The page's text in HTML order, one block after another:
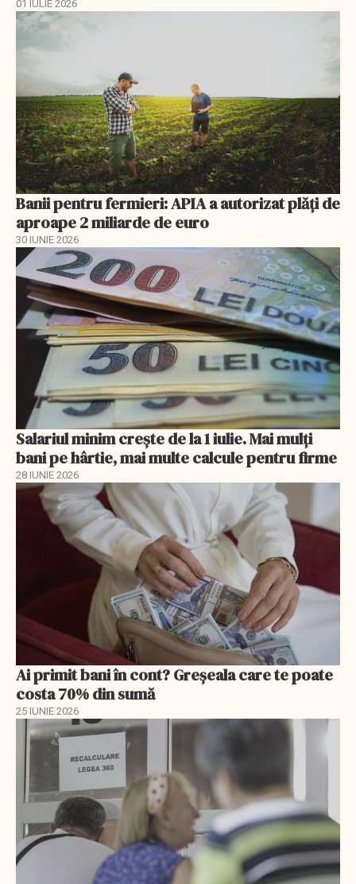
01 IULIE 2026
Banii pentru fermieri: APIA a autorizat plăți de
aproape 2 miliarde de euro
30 IUNIE 2026
Salariul minim crește de la 1 iulie. Mai mulți
bani pe hârtie, mai multe calcule pentru firme
28 IUNIE 2026
Ai primit bani în cont? Greșeala care te poate
costa 70% din sumă
25 IUNIE 2026